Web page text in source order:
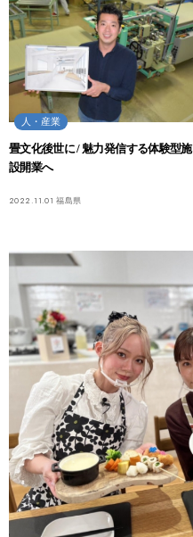
人・産業
畳文化後世に / 魅力発信する体験型施
設開業へ
2022.11.01 福島県